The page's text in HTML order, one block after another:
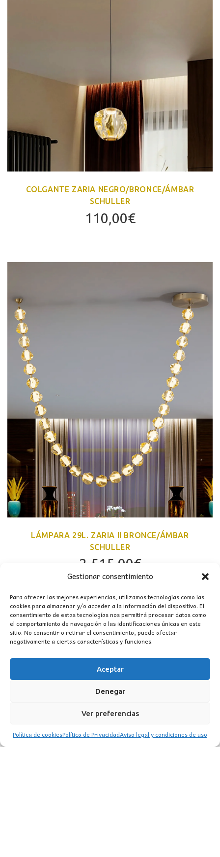
Gestionar consentimiento
Para ofrecer las mejores experiencias, utilizamos tecnologías como las
cookies para almacenar y/o acceder a la información del dispositivo. El
consentimiento de estas tecnologías nos permitirá procesar datos como
el comportamiento de navegación o las identificaciones únicas en este
sitio. No consentir o retirar el consentimiento, puede afectar
negativamente a ciertas características y funciones.
Aceptar
Denegar
Ver preferencias
Política de cookiesPolítica de PrivacidadAviso legal y condiciones de uso
COLGANTE ZARIA NEGRO/BRONCE/ÁMBAR
SCHULLER
110,00€
LÁMPARA 29L. ZARIA II BRONCE/ÁMBAR
SCHULLER
2.515,00€